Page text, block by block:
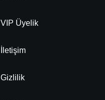
VIP Üyelik
İletişim
Gizlilik